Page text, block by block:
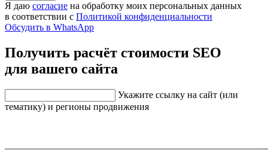
Я даю согласие на обработку моих персональных данных
в соответствии с Политикой конфиденциальности
Обсудить в WhatsApp
Получить расчёт стоимости SEO
для вашего сайта
Укажите ссылку на сайт (или
тематику) и регионы продвижения